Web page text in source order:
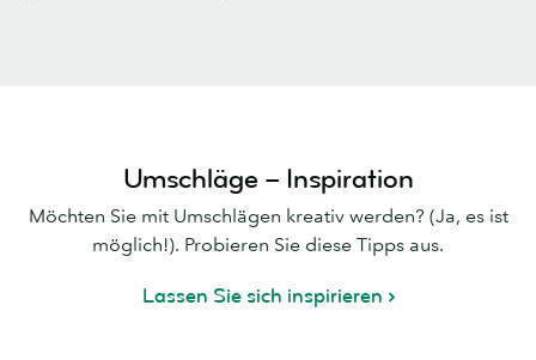
Umschläge – Inspiration
Möchten Sie mit Umschlägen kreativ werden? (Ja, es ist
möglich!). Probieren Sie diese Tipps aus.
Lassen Sie sich inspirieren